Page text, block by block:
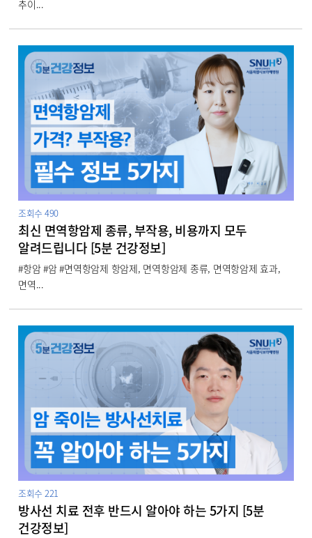
추이...
조회수490
최신 면역항암제 종류, 부작용, 비용까지 모두
알려드립니다 [5분 건강정보]
#항암 #암 #면역항암제 항암제, 면역항암제 종류, 면역항암제 효과,
면역...
조회수221
방사선 치료 전후 반드시 알아야 하는 5가지 [5분
건강정보]